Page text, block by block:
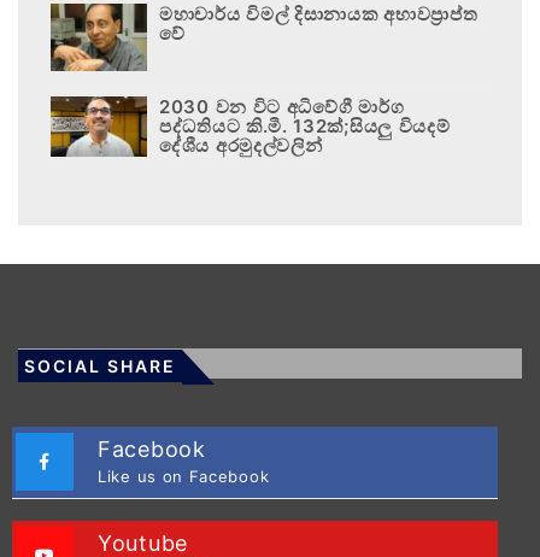
මහාචාර්ය විමල් දිසානායක අභාවප්‍රාප්ත
වේ
2030 වන විට අධිවේගී මාර්ග
පද්ධතියට කි.මී. 132ක්;සියලු වියදම්
දේශීය අරමුදල්වලින්
SOCIAL SHARE
Facebook
Like us on Facebook
Youtube